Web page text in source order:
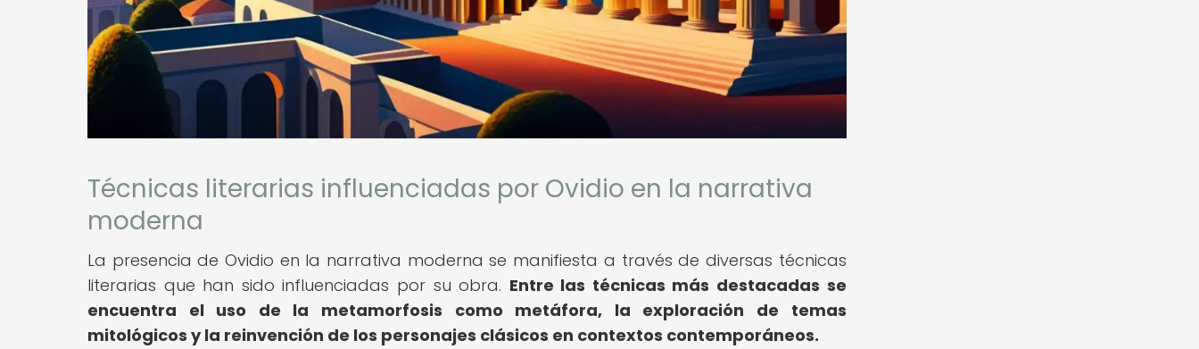
Técnicas literarias influenciadas por Ovidio en la narrativa
moderna
La presencia de Ovidio en la narrativa moderna se manifiesta a través de diversas técnicas
literarias que han sido influenciadas por su obra. Entre las técnicas más destacadas se
encuentra el uso de la metamorfosis como metáfora, la exploración de temas
mitológicos y la reinvención de los personajes clásicos en contextos contemporáneos.